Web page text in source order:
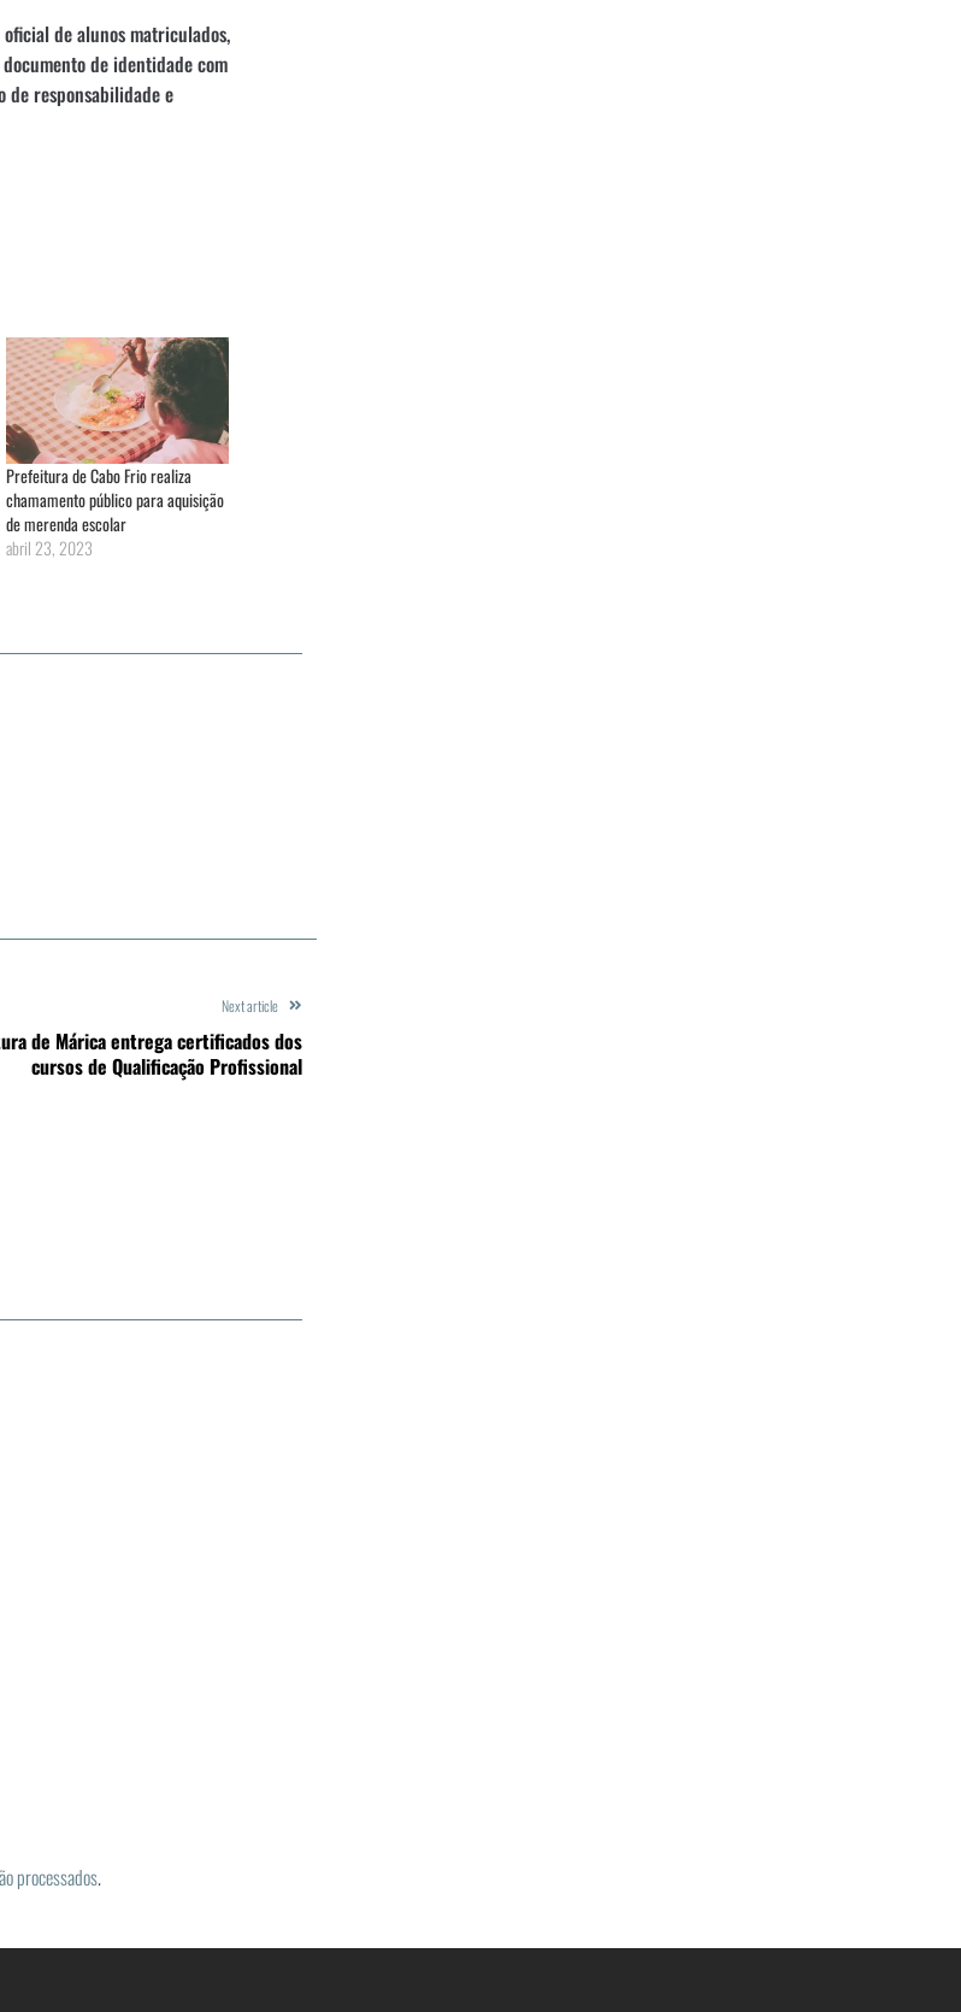
de alunos matriculados,
de identidade com
de responsabilidade e
Prefeitura de Cabo Frio realiza
chamamento público para aquisição
de merenda escolar
abril 23, 2023
Next article
de Márica entrega certificados dos
cursos de Qualificação Profissional
processados.